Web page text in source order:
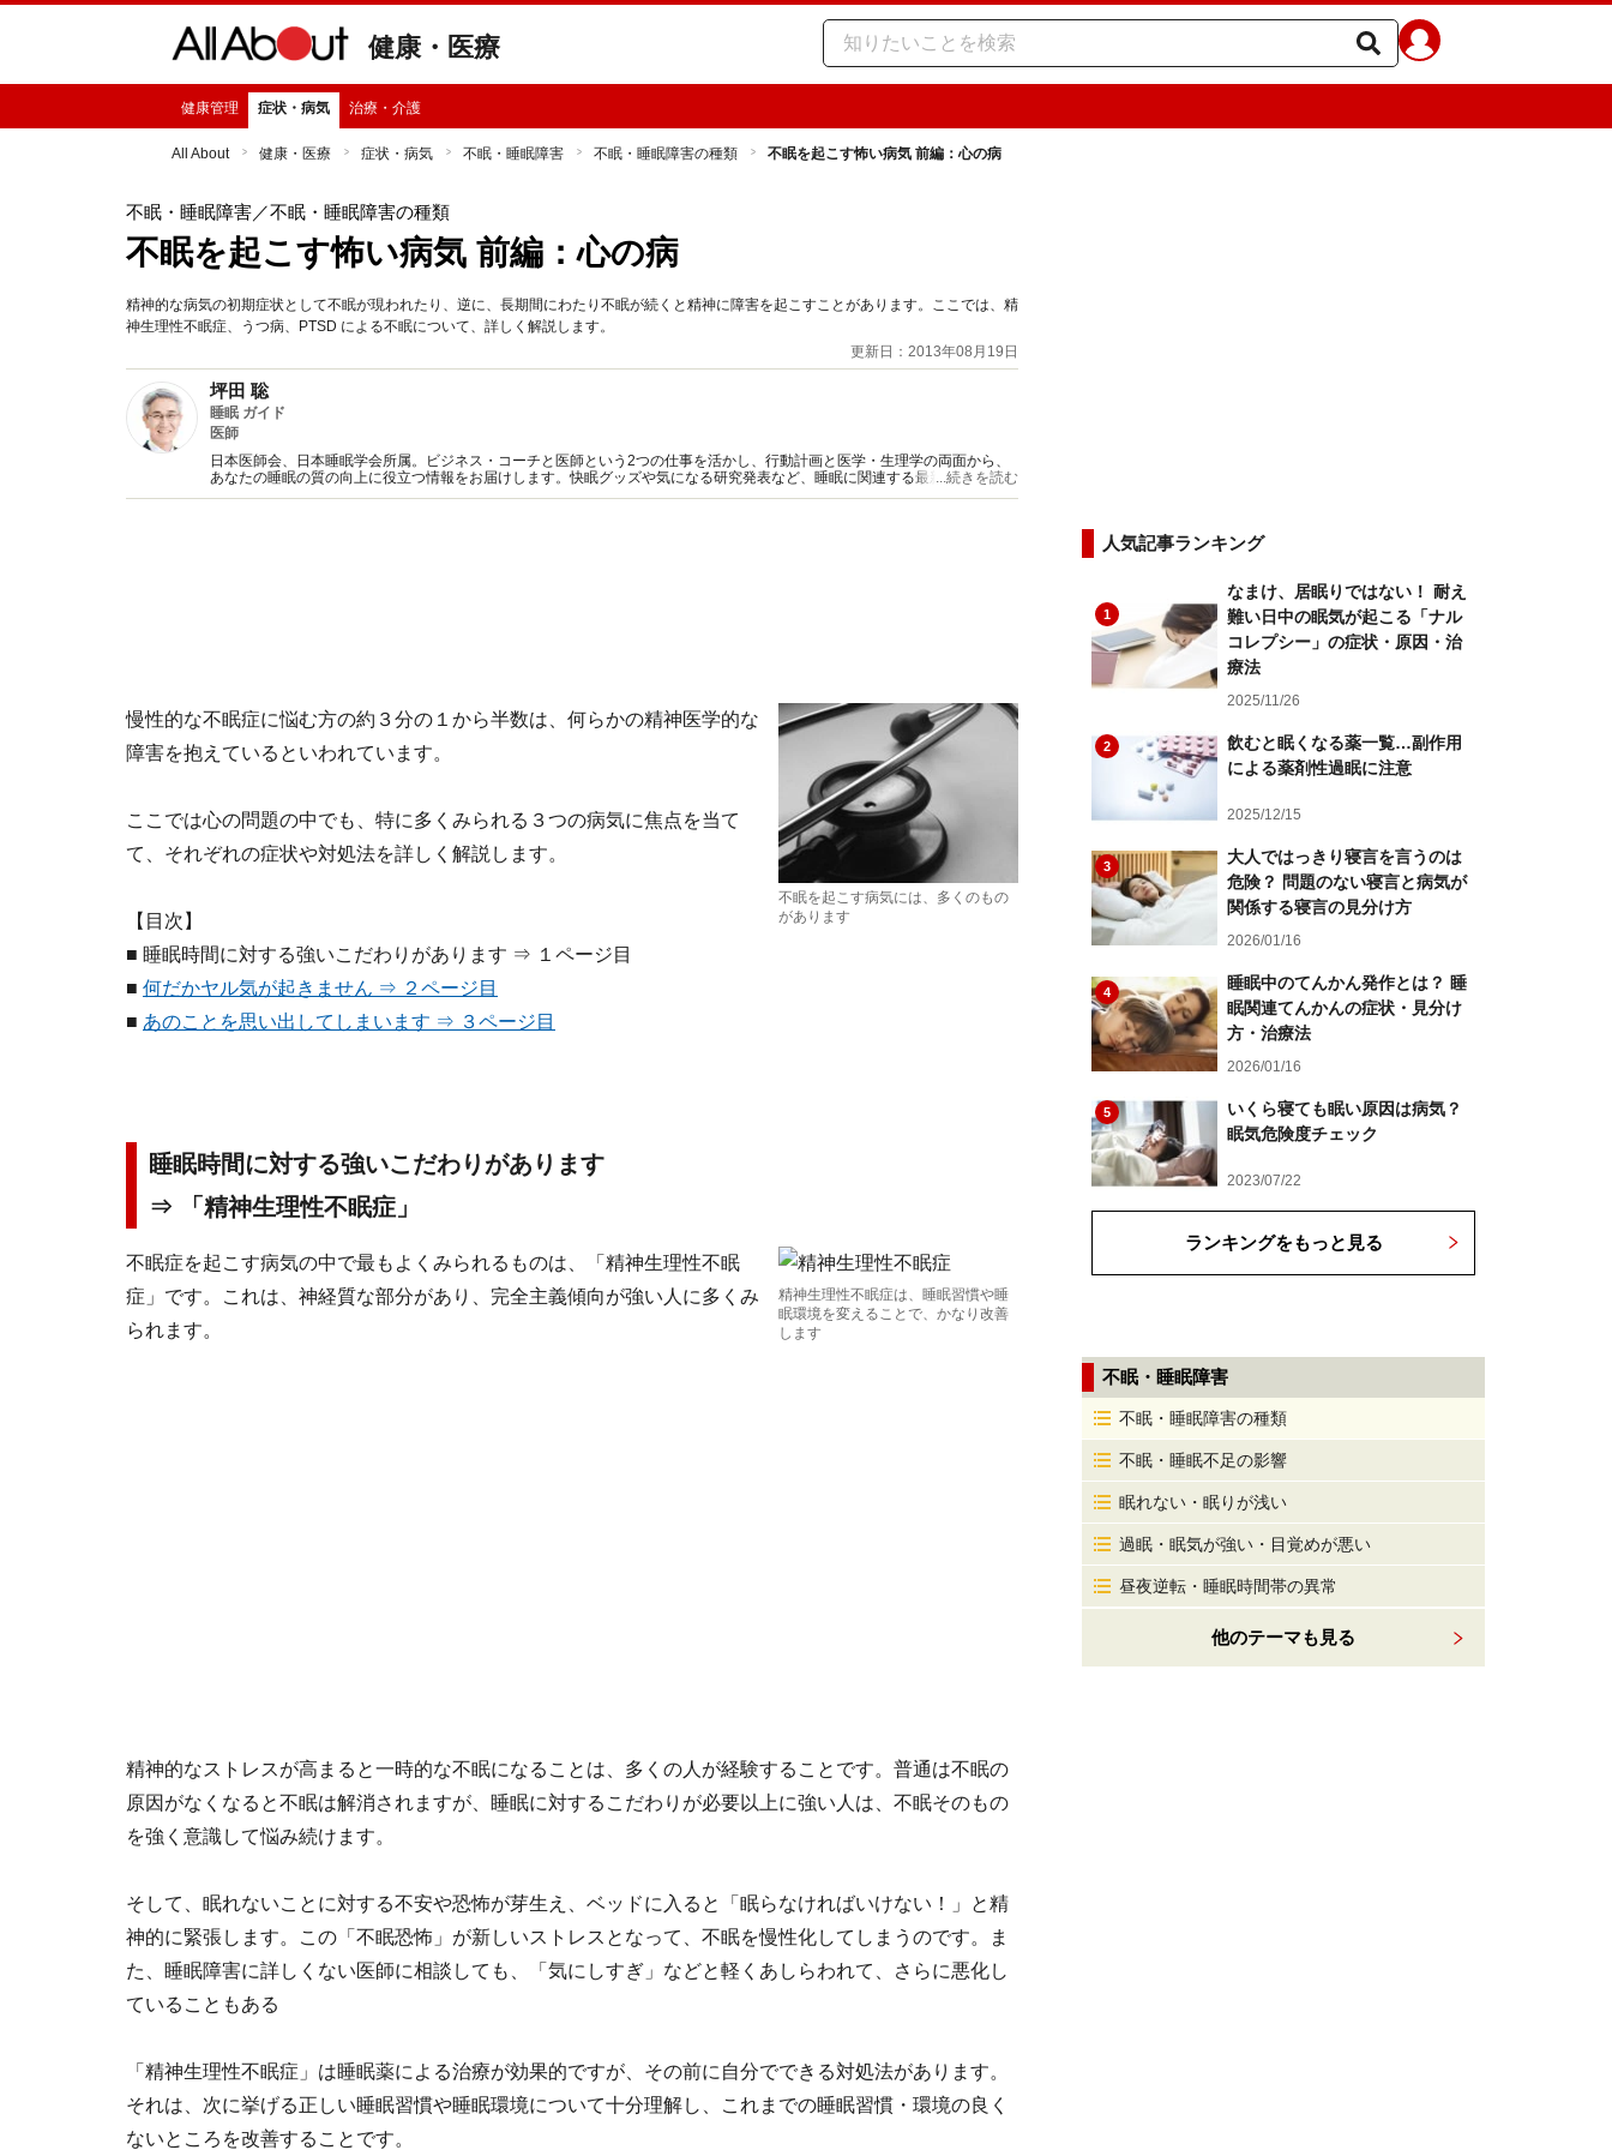
健康・医療
健康管理 症状・病気 治療・介護
All About 健康・医療 症状・病気 不眠・睡眠障害 不眠・睡眠障害の種類 不眠を起こす怖い病気 前編：心の病
不眠・睡眠障害／不眠・睡眠障害の種類
不眠を起こす怖い病気 前編：心の病
精神的な病気の初期症状として不眠が現われたり、逆に、長期間にわたり不眠が続くと精神に障害を起こすことがあります。ここでは、精
神生理性不眠症、うつ病、PTSD による不眠について、詳しく解説します。
更新日：2013年08月19日
坪田 聡
睡眠 ガイド
医師
日本医師会、日本睡眠学会所属。ビジネス・コーチと医師という2つの仕事を活かし、行動計画と医学・生理学の両面から、
あなたの睡眠の質の向上に役立つ情報をお届けします。快眠グッズや気になる研究発表など、睡眠に関連する最新情報も豊富
にご紹介します。
...続きを読む
不眠を起こす病気には、多くのもの
があります
慢性的な不眠症に悩む方の約３分の１から半数は、何らかの精神医学的な
障害を抱えているといわれています。
ここでは心の問題の中でも、特に多くみられる３つの病気に焦点を当て
て、それぞれの症状や対処法を詳しく解説します。
【目次】
■ 睡眠時間に対する強いこだわりがあります ⇒ １ページ目
■ 何だかヤル気が起きません ⇒ ２ページ目
■ あのことを思い出してしまいます ⇒ ３ページ目
睡眠時間に対する強いこだわりがあります
⇒ 「精神生理性不眠症」
精神生理性不眠症は、睡眠習慣や睡
眠環境を変えることで、かなり改善
します
不眠症を起こす病気の中で最もよくみられるものは、「精神生理性不眠
症」です。これは、神経質な部分があり、完全主義傾向が強い人に多くみ
られます。
精神的なストレスが高まると一時的な不眠になることは、多くの人が経験することです。普通は不眠の
原因がなくなると不眠は解消されますが、睡眠に対するこだわりが必要以上に強い人は、不眠そのもの
を強く意識して悩み続けます。
そして、眠れないことに対する不安や恐怖が芽生え、ベッドに入ると「眠らなければいけない！」と精
神的に緊張します。この「不眠恐怖」が新しいストレスとなって、不眠を慢性化してしまうのです。ま
た、睡眠障害に詳しくない医師に相談しても、「気にしすぎ」などと軽くあしらわれて、さらに悪化し
ていることもある
「精神生理性不眠症」は睡眠薬による治療が効果的ですが、その前に自分でできる対処法があります。
それは、次に挙げる正しい睡眠習慣や睡眠環境について十分理解し、これまでの睡眠習慣・環境の良く
ないところを改善することです。
人気記事ランキング
1
なまけ、居眠りではない！ 耐え
難い日中の眠気が起こる「ナル
コレプシー」の症状・原因・治
療法
2025/11/26
2
飲むと眠くなる薬一覧…副作用
による薬剤性過眠に注意
2025/12/15
3
大人ではっきり寝言を言うのは
危険？ 問題のない寝言と病気が
関係する寝言の見分け方
2026/01/16
4
睡眠中のてんかん発作とは？ 睡
眠関連てんかんの症状・見分け
方・治療法
2026/01/16
5
いくら寝ても眠い原因は病気？
眠気危険度チェック
2023/07/22
ランキングをもっと見る
不眠・睡眠障害
不眠・睡眠障害の種類
不眠・睡眠不足の影響
眠れない・眠りが浅い
過眠・眠気が強い・目覚めが悪い
昼夜逆転・睡眠時間帯の異常
他のテーマも見る